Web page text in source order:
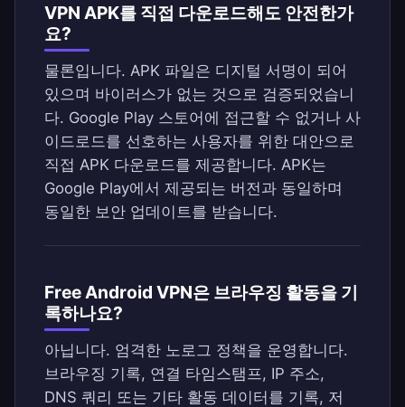
VPN APK를 직접 다운로드해도 안전한가
요?
물론입니다. APK 파일은 디지털 서명이 되어
있으며 바이러스가 없는 것으로 검증되었습니
다. Google Play 스토어에 접근할 수 없거나 사
이드로드를 선호하는 사용자를 위한 대안으로
직접 APK 다운로드를 제공합니다. APK는
Google Play에서 제공되는 버전과 동일하며
동일한 보안 업데이트를 받습니다.
Free Android VPN은 브라우징 활동을 기
록하나요?
아닙니다. 엄격한 노로그 정책을 운영합니다.
브라우징 기록, 연결 타임스탬프, IP 주소,
DNS 쿼리 또는 기타 활동 데이터를 기록, 저